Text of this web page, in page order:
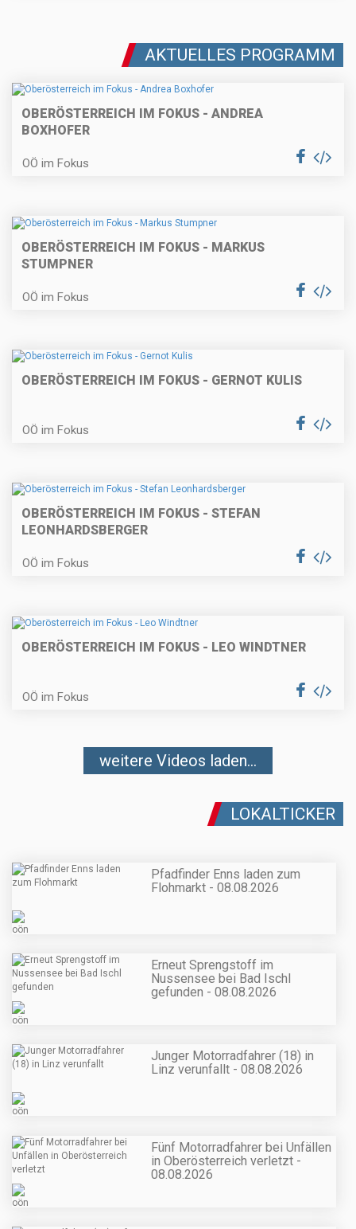
AKTUELLES PROGRAMM
OBERÖSTERREICH IM FOKUS - ANDREA
BOXHOFER
OÖ im Fokus
OBERÖSTERREICH IM FOKUS - MARKUS
STUMPNER
OÖ im Fokus
OBERÖSTERREICH IM FOKUS - GERNOT KULIS
OÖ im Fokus
OBERÖSTERREICH IM FOKUS - STEFAN
LEONHARDSBERGER
OÖ im Fokus
OBERÖSTERREICH IM FOKUS - LEO WINDTNER
OÖ im Fokus
weitere Videos laden...
LOKALTICKER
Pfadfinder Enns laden zum
Flohmarkt - 08.08.2026
Erneut Sprengstoff im
Nussensee bei Bad Ischl
gefunden - 08.08.2026
Junger Motorradfahrer (18) in
Linz verunfallt - 08.08.2026
Fünf Motorradfahrer bei Unfällen
in Oberösterreich verletzt -
08.08.2026